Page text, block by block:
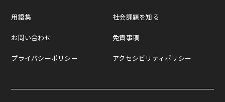
用語集
お問い合わせ
プライバシーポリシー
社会課題を知る
免責事項
アクセシビリティポリシー